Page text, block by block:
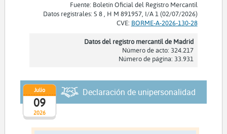
Fuente: Boletín Oficial del Registro Mercantil
Datos registrales: S 8 , H M 891957, I/A 1 (02/07/2026)
CVE: BORME-A-2026-130-28
Datos del registro mercantil de Madrid
Número de acto: 324.217
Número de página: 33.931
2026
Julio
09
Declaración de unipersonalidad